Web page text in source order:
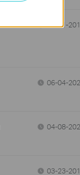
01-11-
06-04-
04-08-
03-23-